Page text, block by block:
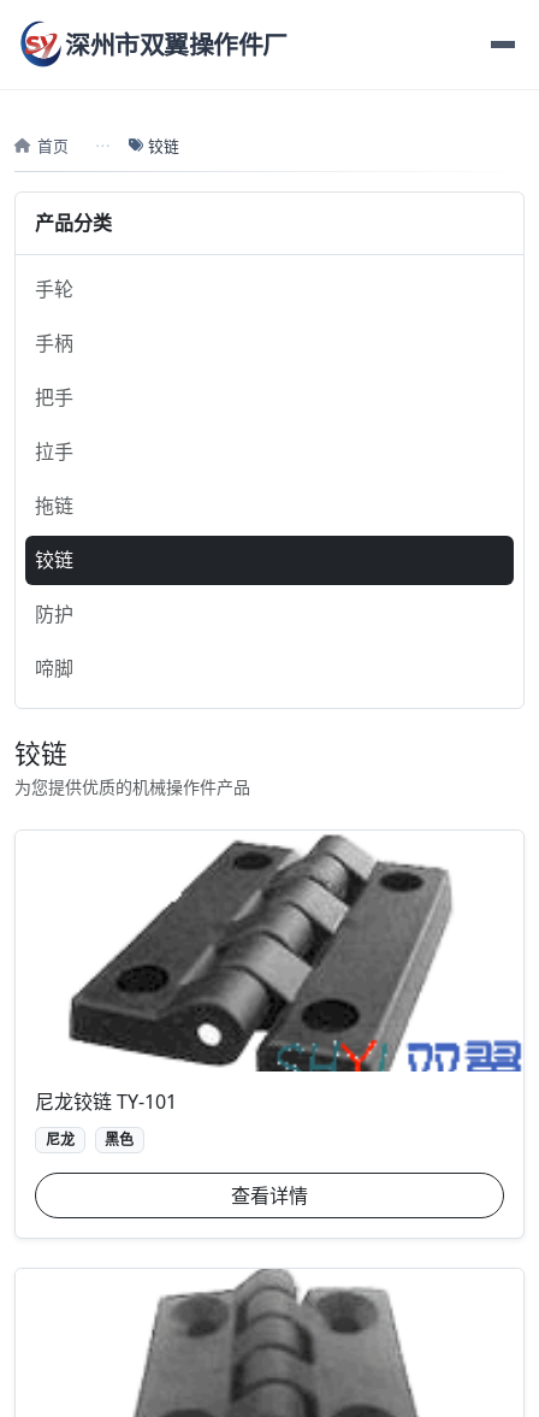
深州市双翼操作件厂
首页 铰链
产品分类
手轮
手柄
把手
拉手
拖链
铰链
防护
啼脚
铰链
为您提供优质的机械操作件产品
尼龙铰链 TY-101
尼龙 黑色
查看详情